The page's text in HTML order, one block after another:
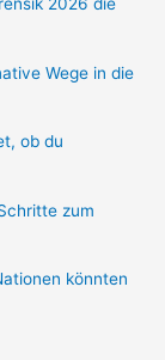
2026 die
Wege in die
ob du
zum
könnten